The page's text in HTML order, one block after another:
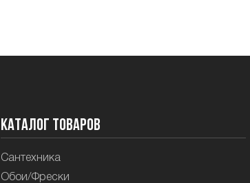
Каталог товаров
Сантехника
Обои/Фрески